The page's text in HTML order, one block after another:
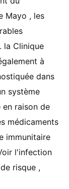
Mayo , les
la Clinique
à
dans
système
raison de
médicaments
immunitaire
l'infection
risque ,